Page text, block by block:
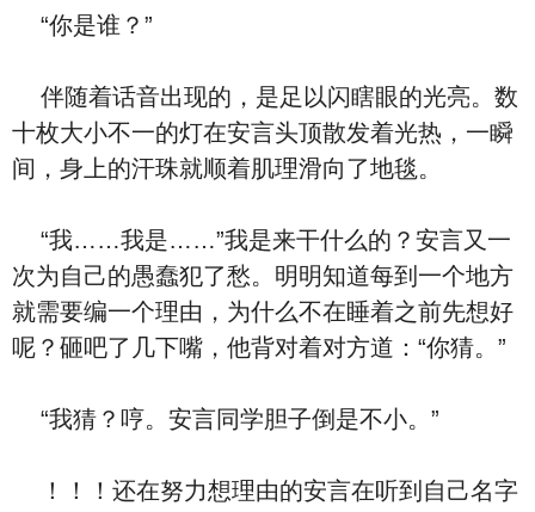
“你是谁？”
伴随着话音出现的，是足以闪瞎眼的光亮。数
十枚大小不一的灯在安言头顶散发着光热，一瞬
间，身上的汗珠就顺着肌理滑向了地毯。
“我……我是……”我是来干什么的？安言又一
次为自己的愚蠢犯了愁。明明知道每到一个地方
就需要编一个理由，为什么不在睡着之前先想好
呢？砸吧了几下嘴，他背对着对方道：“你猜。”
“我猜？哼。安言同学胆子倒是不小。”
！！！还在努力想理由的安言在听到自己名字